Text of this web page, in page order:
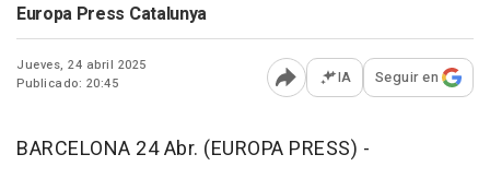
Europa Press Catalunya
Jueves, 24 abril 2025
Publicado: 20:45
Abrir opciones para
IA Seguir en
BARCELONA 24 Abr. (EUROPA PRESS) -